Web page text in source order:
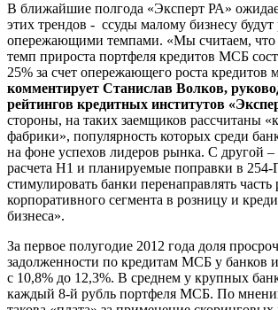
В ближайшие полгода «Эксперт РА»
этих трендов - ссуды малому бизнесу будут
опережающими темпами. «Мы считаем, что
темп прироста портфеля кредитов МСБ
25% за счет опережающего роста кредитов
комментирует Станислав Волков,
рейтингов кредитных институтов
стороны, на таких заемщиков рассчитаны
фабрики», популярность которых среди
на фоне успехов лидеров рынка. С другой
расчета Н1 и планируемые поправки в 254-
стимулировать банки перенаправлять часть
корпоративного сегмента в розницу и
бизнеса».
За первое полугодие 2012 года доля
задолженности по кредитам МСБ у банков
с 10,8% до 12,3%. В среднем у крупных
каждый 8-й рубль портфеля МСБ. По